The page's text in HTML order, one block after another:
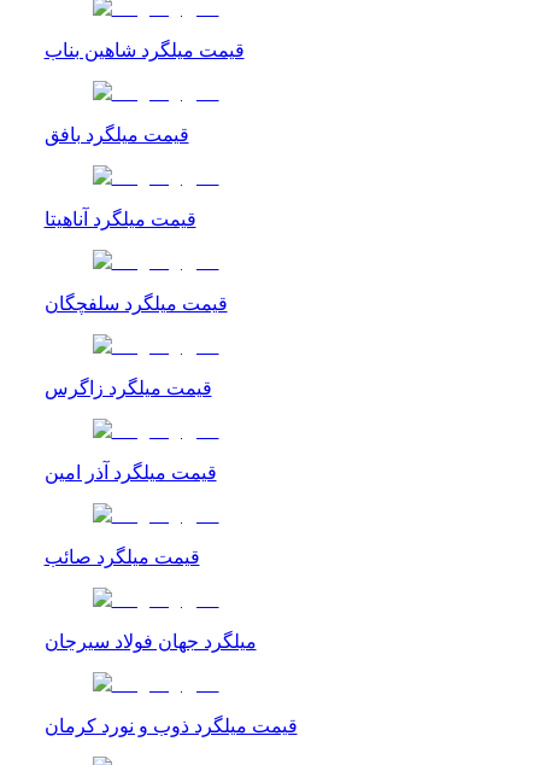
قیمت میلگرد شاهین بناب
قیمت میلگرد بافق
قیمت میلگرد آناهیتا
قیمت میلگرد سلفچگان
قیمت میلگرد زاگرس
قیمت میلگرد آذر امین
قیمت میلگرد صائب
میلگرد جهان فولاد سیرجان
قیمت میلگرد ذوب و نورد کرمان